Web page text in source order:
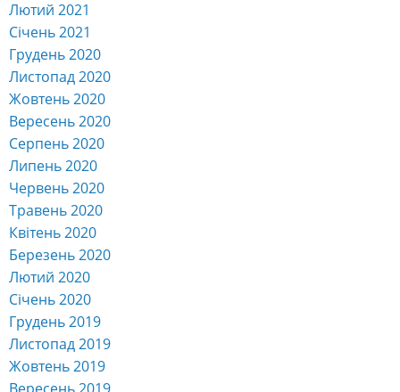
Лютий 2021
Січень 2021
Грудень 2020
Листопад 2020
Жовтень 2020
Вересень 2020
Серпень 2020
Липень 2020
Червень 2020
Травень 2020
Квітень 2020
Березень 2020
Лютий 2020
Січень 2020
Грудень 2019
Листопад 2019
Жовтень 2019
Вересень 2019